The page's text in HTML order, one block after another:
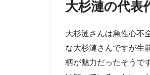
3.5
零〜
（2013
年）
大杉漣の代表
大杉漣さんは急性心不
な大杉漣さんですが生
柄が魅力だったそうで